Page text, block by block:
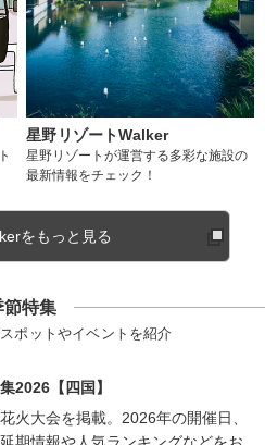
星野リゾートWalker
星野リゾートが運営する多彩な施設の
最新情報をチェック！
をもっと見る
節特集
ポットやイベントを紹介
2026【四国】
火大会を掲載。2026年の開催日、